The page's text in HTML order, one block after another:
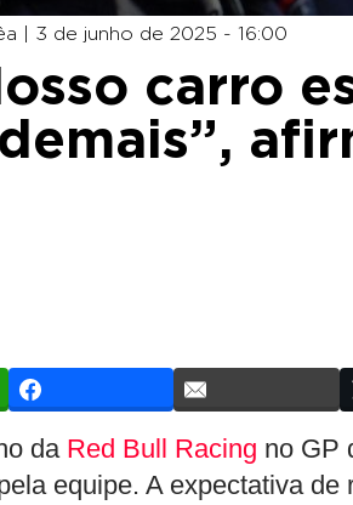
| 3 de junho de 2025 - 16:00
carro
da Red Bull Racing no GP
equipe. A expectativa